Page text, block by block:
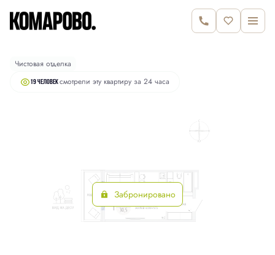
Студия30.5 м2 6 080 000 руб.
Чистовая отделка
19 человексмотрели эту квартиру за 24 часа
Забронировано